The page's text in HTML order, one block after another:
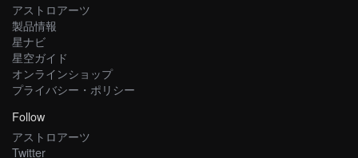
アストロアーツ
製品情報
星ナビ
星空ガイド
オンラインショップ
プライバシー・ポリシー
Follow
アストロアーツ
Twitter